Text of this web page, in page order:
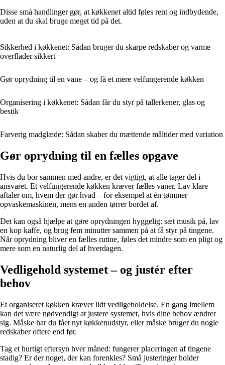
Disse små handlinger gør, at køkkenet altid føles rent og indbydende,
uden at du skal bruge meget tid på det.
Sikkerhed i køkkenet: Sådan bruger du skarpe redskaber og varme
overflader sikkert
Gør oprydning til en vane – og få et mere velfungerende køkken
Organisering i køkkenet: Sådan får du styr på tallerkener, glas og
bestik
Farverig madglæde: Sådan skaber du mættende måltider med variation
Gør oprydning til en fælles opgave
Hvis du bor sammen med andre, er det vigtigt, at alle tager del i
ansvaret. Et velfungerende køkken kræver fælles vaner. Lav klare
aftaler om, hvem der gør hvad – for eksempel at én tømmer
opvaskemaskinen, mens en anden tørrer bordet af.
Det kan også hjælpe at gøre oprydningen hyggelig: sæt musik på, lav
en kop kaffe, og brug fem minutter sammen på at få styr på tingene.
Når oprydning bliver en fælles rutine, føles det mindre som en pligt og
mere som en naturlig del af hverdagen.
Vedligehold systemet – og justér efter
behov
Et organiseret køkken kræver lidt vedligeholdelse. En gang imellem
kan det være nødvendigt at justere systemet, hvis dine behov ændrer
sig. Måske har du fået nyt køkkenudstyr, eller måske bruger du nogle
redskaber oftere end før.
Tag et hurtigt eftersyn hver måned: fungerer placeringen af tingene
stadig? Er der noget, der kan forenkles? Små justeringer holder